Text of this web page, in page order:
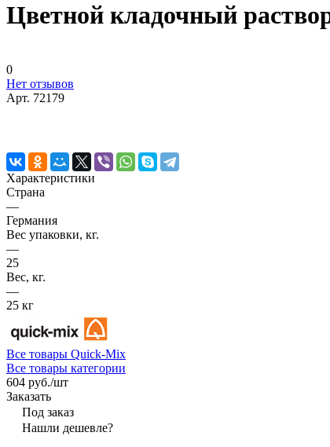
Цветной кладочный
0
Нет отзывов
Арт. 72179
Характеристики
Страна
—
Германия
Вес упаковки, кг.
—
25
Вес, кг.
—
25 кг
Все товары Quick-Mix
Все товары категории
604 руб./шт
Заказать
Под заказ
Нашли дешевле?